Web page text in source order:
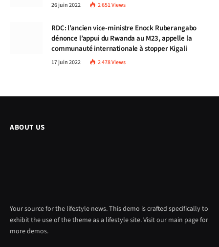
26 juin 2022 2 651Views
RDC: l’ancien vice-ministre Enock Ruberangabo
dénonce l’appui du Rwanda au M23, appelle la
communauté internationale à stopper Kigali
17 juin 2022 2 478Views
ABOUT US
Your source for the lifestyle news. This demo is crafted specifically to
exhibit the use of the theme as a lifestyle site. Visit our main page for
more demos.